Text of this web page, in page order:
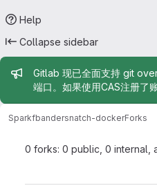
Help
Collapse sidebar
Admin
Gitlab 现已全面支持 git
端口。如果使用CAS注册了
Sparkfbandersnatch-dockerForks
0 forks: 0 public, 0 internal,